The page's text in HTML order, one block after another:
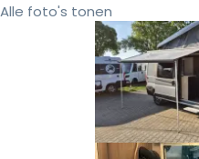
Alle foto's tonen